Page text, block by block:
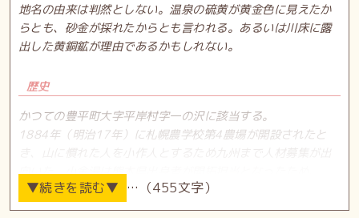
地名の由来は判然としない。温泉の硫黄が黄金色に見えたか
らとも、砂金が採れたからとも言われる。あるいは川床に露
出した黄銅鉱が理由であるかもしれない。
歴史
かつての豊平町大字平岸村字一の沢に該当する。
1884年（明治17年）に札幌農学校第4農場が開設されたと
向いた。小金湯は熊本県出身者が開拓担当となったため、
「熊本開墾」と呼ばれた。
1887年（明治20年）ごろから温泉場として発展を始める。
…（455文字）